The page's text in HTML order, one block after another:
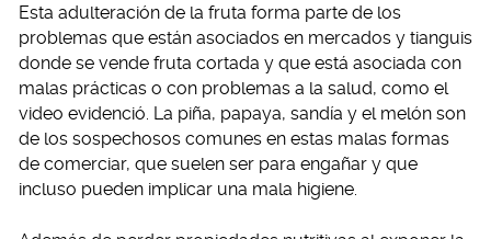
Esta adulteración de la fruta forma parte de los
problemas que están asociados en mercados y tianguis
donde se vende fruta cortada y que está asociada con
malas prácticas o con problemas a la salud, como el
video evidenció. La piña, papaya, sandía y el melón son
de los sospechosos comunes en estas malas formas
de comerciar, que suelen ser para engañar y que
incluso pueden implicar una mala higiene.